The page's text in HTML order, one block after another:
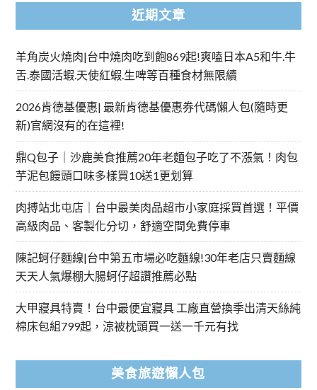
近期文章
羊角炭火燒肉|台中燒肉吃到飽869起!爽嗑日本A5和牛.牛
舌.泰國活蝦.天使紅蝦.生啤等百種食材無限續
2026肯德基優惠| 最新肯德基優惠券代碼懶人包(隨時更
新)官網沒有的在這裡!
鼎Q包子｜沙鹿美食推薦20年老麵包子吃了不漲氣！肉包
芋泥包饅頭口味多樣買10送1更划算
肉搏站北屯店｜台中最美肉品超市小家庭採買首選！平價
高級肉品、客製化分切，舒適空間免費停車
陳記蚵仔麵線|台中第五市場必吃麵線!30年老店只賣麵線
天天人氣爆棚大腸蚵仔超讚推薦必點
大甲寢具特賣！台中最便宜寢具 工廠直營換季出清天絲純
棉床包組799起，涼被枕頭買一送一千元有找
美食旅遊懶人包